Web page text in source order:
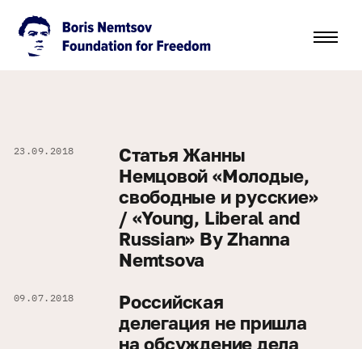
23.09.2018
Статья Жанны
Немцовой «Молодые,
свободные и русские»
/ «Young, Liberal and
Russian» By Zhanna
Nemtsova
09.07.2018
Российская
делегация не пришла
на обсуждение дела